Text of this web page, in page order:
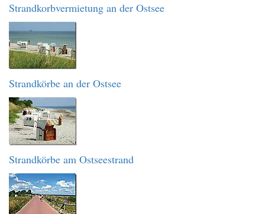
Strandkorbvermietung an der Ostsee
Strandkörbe an der Ostsee
Strandkörbe am Ostseestrand